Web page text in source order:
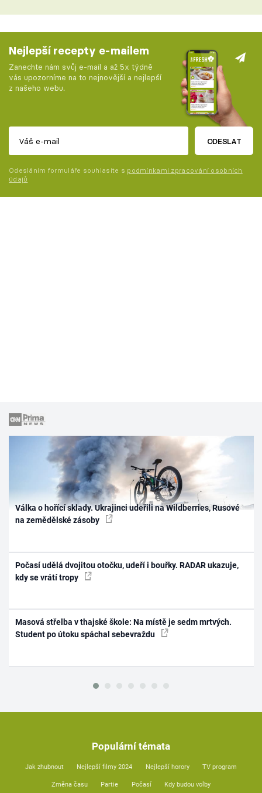
Nejlepší recepty e-mailem
Zanechte nám svůj e-mail a až 5x týdně
vás upozorníme na to nejnovější a nejlepší
z našeho webu.
ODESLAT
Odesláním formuláře souhlasíte s podmínkami zpracování osobních
údajů
Válka o hořící sklady. Ukrajinci udeřili na Wildberries, Rusové
na zemědělské zásoby
Počasí udělá dvojitou otočku, udeří i bouřky. RADAR ukazuje,
kdy se vrátí tropy
Masová střelba v thajské škole: Na místě je sedm mrtvých.
Student po útoku spáchal sebevraždu
Populární témata
Jak zhubnout Nejlepší filmy 2024 Nejlepší horory TV program
Změna času Partie Počasí Kdy budou volby